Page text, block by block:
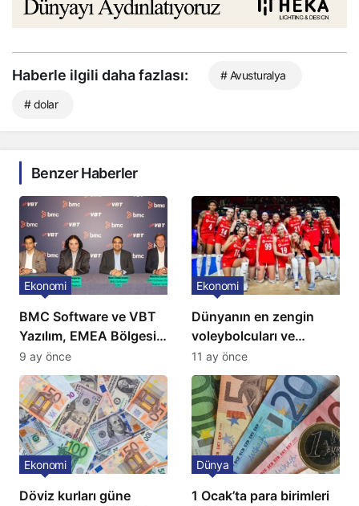
Haberle ilgili daha fazlası: # Avusturalya
# dolar
Benzer Haberler
BMC Software ve VBT
Yazılım, EMEA Bölgesi
için Türkiye’de
‘Mükemmeliyet Merkezi’
kuruyor
Ekonomi
9 ay önce
Dünyanın en zengin
voleybolcuları ve
servetleri açıklandı:
Listede 2 Türk yıldız
bulunuyor
Ekonomi
11 ay önce
Döviz kurları güne
Ekonomi
1 Ocak’ta para birimleri
Dünya